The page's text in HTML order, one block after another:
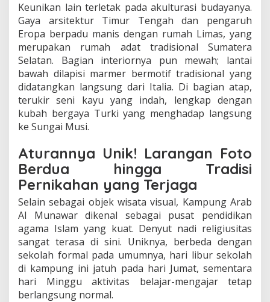
Keunikan lain terletak pada akulturasi budayanya.
Gaya arsitektur Timur Tengah dan pengaruh
Eropa berpadu manis dengan rumah Limas, yang
merupakan rumah adat tradisional Sumatera
Selatan. Bagian interiornya pun mewah; lantai
bawah dilapisi marmer bermotif tradisional yang
didatangkan langsung dari Italia. Di bagian atap,
terukir seni kayu yang indah, lengkap dengan
kubah bergaya Turki yang menghadap langsung
ke Sungai Musi.
Aturannya Unik! Larangan Foto
Berdua hingga Tradisi
Pernikahan yang Terjaga
Selain sebagai objek wisata visual, Kampung Arab
Al Munawar dikenal sebagai pusat pendidikan
agama Islam yang kuat. Denyut nadi religiusitas
sangat terasa di sini. Uniknya, berbeda dengan
sekolah formal pada umumnya, hari libur sekolah
di kampung ini jatuh pada hari Jumat, sementara
hari Minggu aktivitas belajar-mengajar tetap
berlangsung normal.